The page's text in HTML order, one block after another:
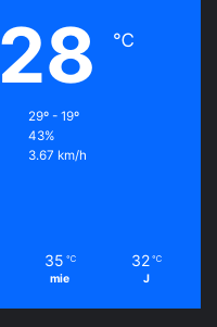
28 ℃
29º - 19º
43%
3.67 km/h
35 ℃
mie
32 ℃
J